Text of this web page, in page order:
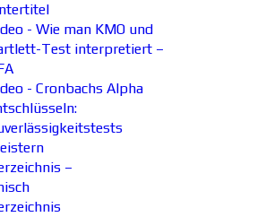
- Wie man KMO und
Test interpretiert –
- Cronbachs Alpha
–